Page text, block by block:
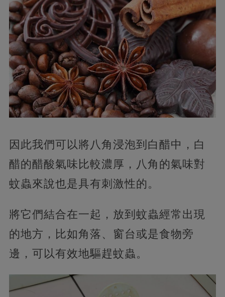
因此我們可以將八角浸泡到白醋中，白
醋的醋酸氣味比較濃厚，八角的氣味對
蚊蟲來說也是具有刺激性的。
將它們結合在一起，放到蚊蟲經常出現
的地方，比如角落、窗台或是食物旁
邊，可以有效地驅趕蚊蟲。